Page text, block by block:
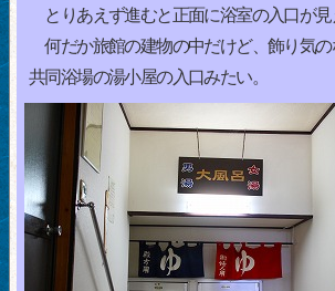
とりあえず進むと正面に浴室の入口が見
何だか旅館の建物の中だけど、飾り気
共同浴場の湯小屋の入口みたい。